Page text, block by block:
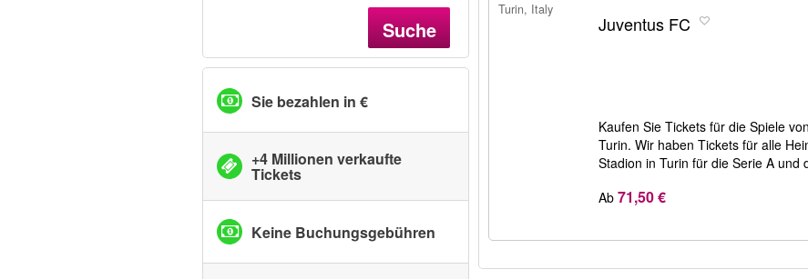
Suche
Sie bezahlen in €
+4 Millionen verkaufte
Tickets
Keine Buchungsgebühren
Turin, Italy
Juventus FC
Kaufen Sie Tickets für die Spiele
Turin. Wir haben Tickets für alle
Stadion in Turin für die Serie A und
Ab 71,50 €